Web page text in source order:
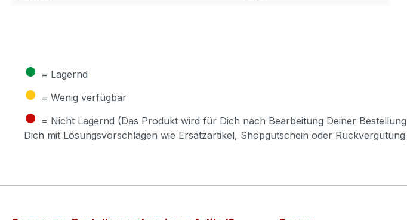
● = Lagernd
● = Wenig verfügbar
● = Nicht Lagernd (Das Produkt wird für Dich nach Bearbeitung Deiner
Dich mit Lösungsvorschlägen wie Ersatzartikel, Shopgutschein oder